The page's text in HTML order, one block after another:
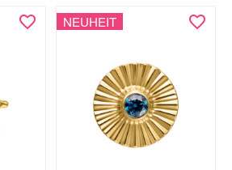
NEUHEIT